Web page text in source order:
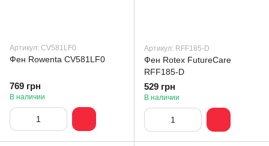
Артикул: CV581LF0
Фен Rowenta CV581LF0
769 грн
В наличии
Артикул: RFF185-D
Фен Rotex FutureCare
RFF185-D
529 грн
В наличии